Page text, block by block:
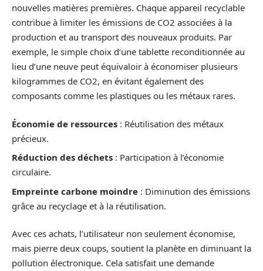
nouvelles matières premières. Chaque appareil recyclable
contribue à limiter les émissions de CO2 associées à la
production et au transport des nouveaux produits. Par
exemple, le simple choix d’une tablette reconditionnée au
lieu d’une neuve peut équivaloir à économiser plusieurs
kilogrammes de CO2, en évitant également des
composants comme les plastiques ou les métaux rares.
Économie de ressources : Réutilisation des métaux
précieux.
Réduction des déchets : Participation à l’économie
circulaire.
Empreinte carbone moindre : Diminution des émissions
grâce au recyclage et à la réutilisation.
Avec ces achats, l’utilisateur non seulement économise,
mais pierre deux coups, soutient la planète en diminuant la
pollution électronique. Cela satisfait une demande